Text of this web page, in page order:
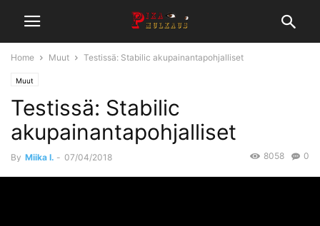
Home Muut Testissä: Stabilic akupainantapohjalliset
Muut
Testissä: Stabilic
akupainantapohjalliset
By Miika I. - 07/04/2018 0
8058